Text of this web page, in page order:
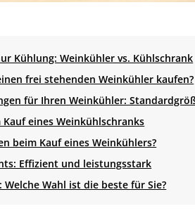
Kühlung: Weinkühler vs. Kühlschrank
frei stehenden Weinkühler kaufen?
für Ihren Weinkühler:
eines Weinkühlschranks
beim Kauf eines Weinkühlers?
Effizient und leistungsstark
Wahl ist die beste für Sie?